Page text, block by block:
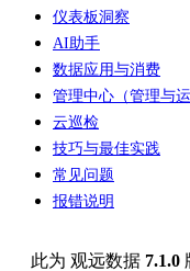
仪表板洞察
AI助手
数据应用与消费
管理中心（管理与运
云巡检
技巧与最佳实践
常见问题
报错说明
此为 观远数据 7.1.0